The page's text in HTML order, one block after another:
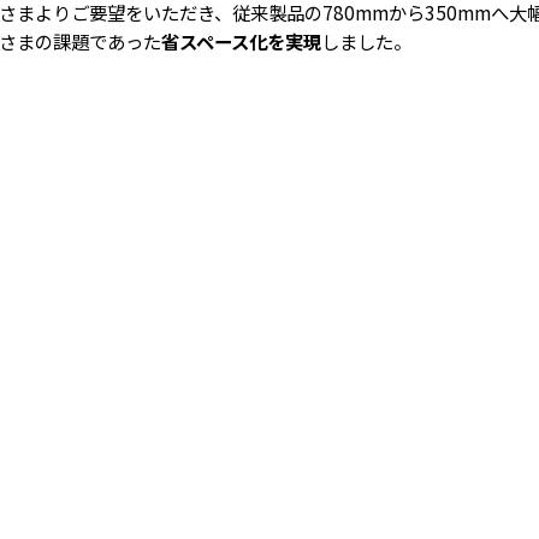
まよりご要望をいただき、従来製品の780mmから350mmへ大幅
まの課題であった省スペース化を実現しました。